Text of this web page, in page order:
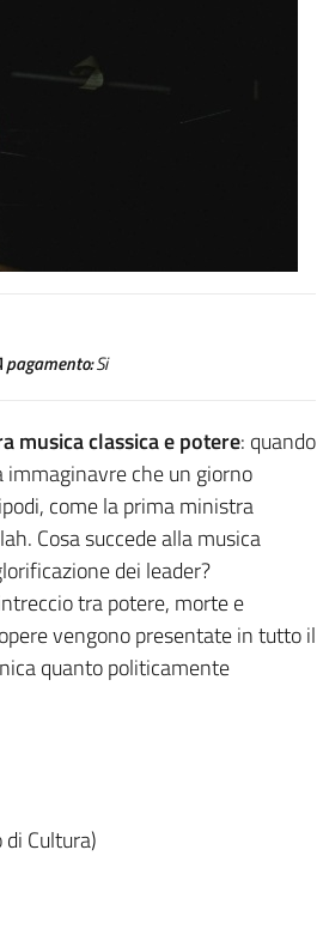
pagamento:Si
musica classica e potere: quando
che un giorno
come la prima ministra
. Cosa succede alla musica
dei leader?
tra potere, morte e
vengono presentate in tutto il
quanto politicamente
Cultura)